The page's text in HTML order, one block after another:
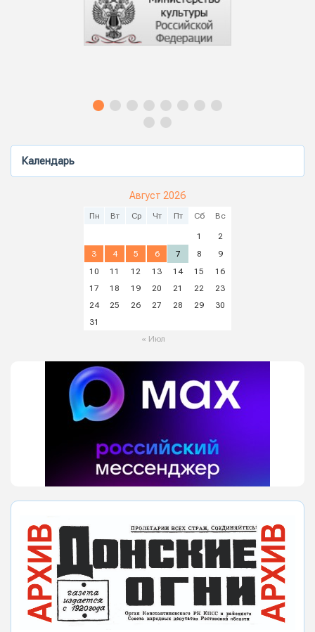
Календарь
Август 2026
Пн Вт Ср Чт Пт Сб Вс
1
2
3
4 5 6 7 8
9
10
11 12 13 14 15
16
17
18 19 20 21 22
23
24
25 26 27 28 29
30
31
« Июл